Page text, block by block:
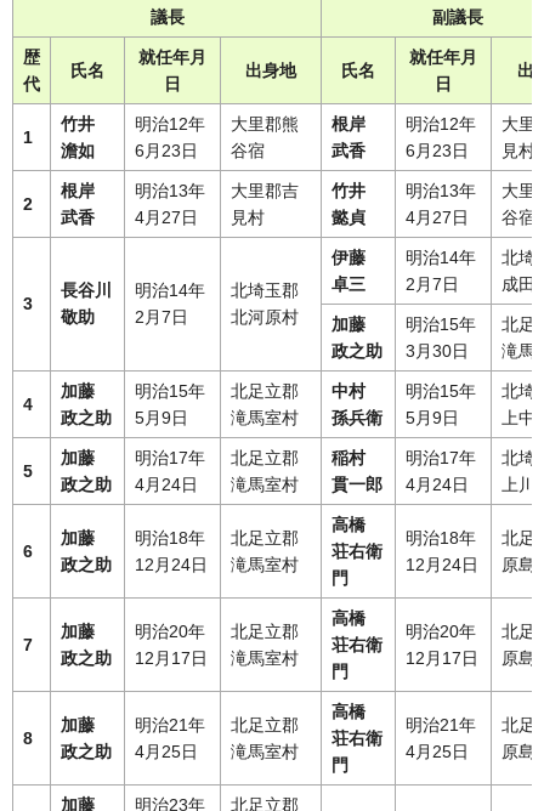
議長 副議長
歴
代
氏名
就任年月
日
出身地 氏名
就任年月
日
出
1
竹井
澹如
明治12年
6月23日
大里郡熊
谷宿
根岸
武香
明治12年
6月23日
大里
見村
2
根岸
武香
明治13年
4月27日
大里郡吉
見村
竹井
懿貞
明治13年
4月27日
大里
谷宿
3
長谷川
敬助
明治14年
2月7日
北埼玉郡
北河原村
伊藤
卓三
明治14年
2月7日
北埼
成田
加藤
政之助
明治15年
3月30日
北足
滝馬
4
加藤
政之助
明治15年
5月9日
北足立郡
滝馬室村
中村
孫兵衛
明治15年
5月9日
北埼
上中
5
加藤
政之助
明治17年
4月24日
北足立郡
滝馬室村
稲村
貫一郎
明治17年
4月24日
北埼
上川
6
加藤
政之助
明治18年
12月24日
北足立郡
滝馬室村
高橋
荘右衛
門
明治18年
12月24日
北足
原島
7
加藤
政之助
明治20年
12月17日
北足立郡
滝馬室村
高橋
荘右衛
門
明治20年
12月17日
北足
原島
8
加藤
政之助
明治21年
4月25日
北足立郡
滝馬室村
高橋
荘右衛
門
明治21年
4月25日
北足
原島
加藤
明治23年
北足立郡